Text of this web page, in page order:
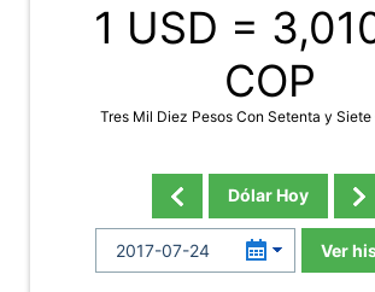
1 USD =
COP
Tres Mil Diez Pesos Con Setenta y
Dólar Hoy
Ver